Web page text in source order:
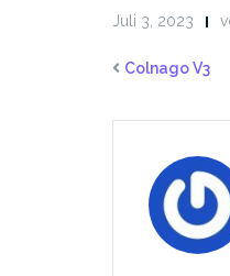
Juli 3, 2023
Colnago V3